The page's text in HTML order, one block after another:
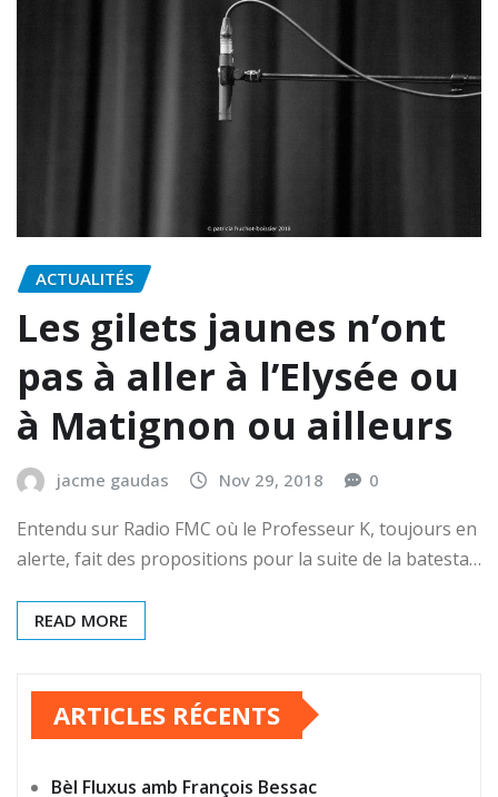
ACTUALITÉS
Les gilets jaunes n’ont
pas à aller à l’Elysée ou
à Matignon ou ailleurs
jacme gaudas Nov 29, 2018 0
Entendu sur Radio FMC où le Professeur K, toujours en
alerte, fait des propositions pour la suite de la batesta…
READ MORE
ARTICLES RÉCENTS
Bèl Fluxus amb François Bessac